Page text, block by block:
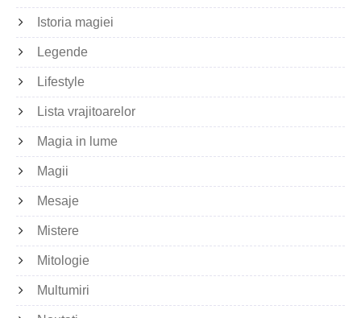
Istoria magiei
Legende
Lifestyle
Lista vrajitoarelor
Magia in lume
Magii
Mesaje
Mistere
Mitologie
Multumiri